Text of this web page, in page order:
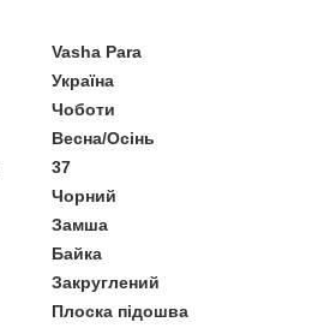
Vasha Para
Україна
Чоботи
Весна/Осінь
37
Чорний
Замша
Байка
Закруглений
Плоска підошва